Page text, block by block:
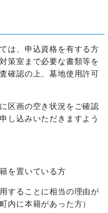
、申込資格を有する方
策室まで必要な書類等を
確認の上、墓地使用許可
画の空き状況をご確認
し込みいただきますよう
置いている方
ることに相当の理由が
内に本籍があった方）